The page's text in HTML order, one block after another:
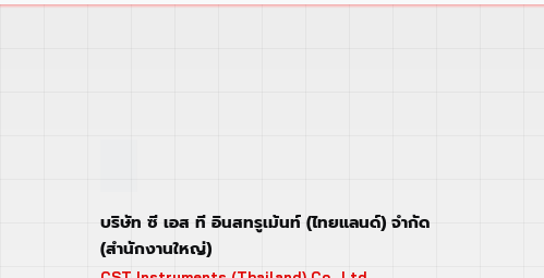
บริษัท ซี เอส ที อินสทรูเม้นท์ (ไทยแลนด์) จำกัด
(สำนักงานใหญ่)